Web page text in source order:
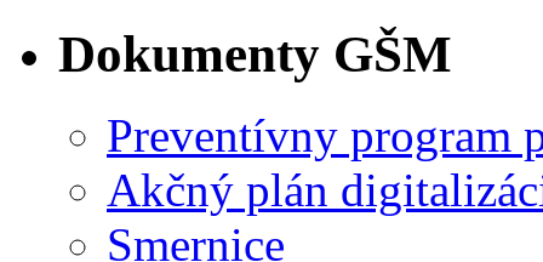
Dokumenty GŠM
Preventívny program
Akčný plán
Smernice